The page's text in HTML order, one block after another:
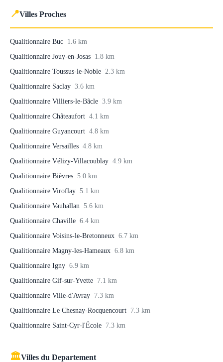
📍Villes Proches
Qualitionnaire Buc 1.6 km
Qualitionnaire Jouy-en-Josas 1.8 km
Qualitionnaire Toussus-le-Noble 2.3 km
Qualitionnaire Saclay 3.6 km
Qualitionnaire Villiers-le-Bâcle 3.9 km
Qualitionnaire Châteaufort 4.1 km
Qualitionnaire Guyancourt 4.8 km
Qualitionnaire Versailles 4.8 km
Qualitionnaire Vélizy-Villacoublay 4.9 km
Qualitionnaire Bièvres 5.0 km
Qualitionnaire Viroflay 5.1 km
Qualitionnaire Vauhallan 5.6 km
Qualitionnaire Chaville 6.4 km
Qualitionnaire Voisins-le-Bretonneux 6.7 km
Qualitionnaire Magny-les-Hameaux 6.8 km
Qualitionnaire Igny 6.9 km
Qualitionnaire Gif-sur-Yvette 7.1 km
Qualitionnaire Ville-d'Avray 7.3 km
Qualitionnaire Le Chesnay-Rocquencourt 7.3 km
Qualitionnaire Saint-Cyr-l'École 7.3 km
🏛Villes du Departement